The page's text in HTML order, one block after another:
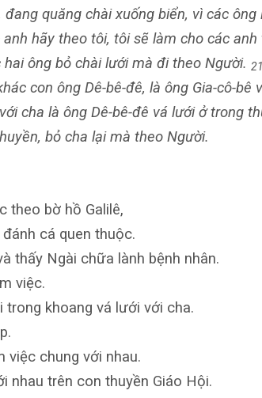
quăng chài xuống biển, vì các ông
anh hãy theo tôi, tôi sẽ làm cho các
ông bỏ chài lưới mà đi theo Người. 21
con ông Dê-bê-đê, là ông Gia-cô-bê
cha là ông Dê-bê-đê vá lưới ở trong
bỏ cha lại mà theo Người.
theo bờ hồ Galilê,
cá quen thuộc.
thấy Ngài chữa lành bệnh nhân.
việc.
khoang vá lưới với cha.
việc chung với nhau.
nhau trên con thuyền Giáo Hội.